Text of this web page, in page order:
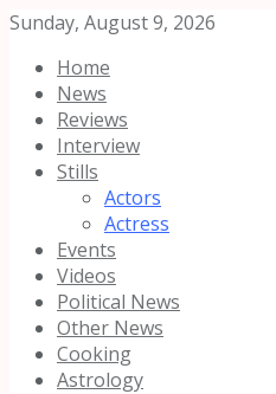
Sunday, August 9, 2026
Home
News
Reviews
Interview
Stills
Actors
Actress
Events
Videos
Political News
Other News
Cooking
Astrology